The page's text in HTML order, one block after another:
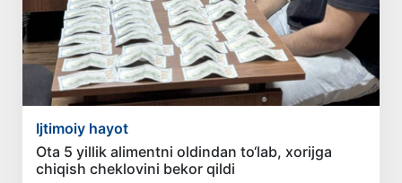
Ijtimoiy hayot
Ota 5 yillik alimentni oldindan to‘lab, xorijga
chiqish cheklovini bekor qildi